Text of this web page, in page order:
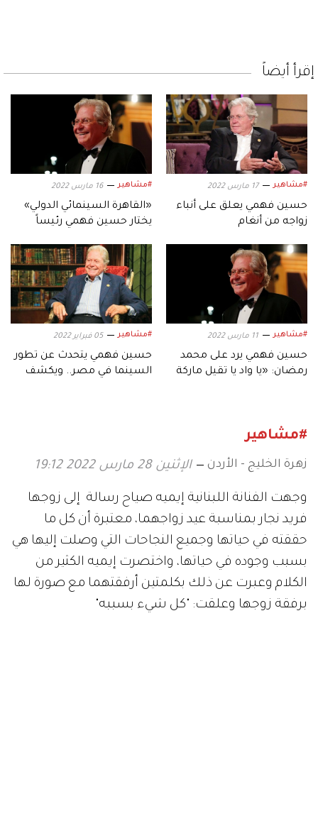
إقرأ أيضاً
#مشاهير 17 مارس 2022
حسين فهمي يعلق على أنباء
زواجه من أنغام
#مشاهير 16 مارس 2022
«القاهرة السينمائي الدولي»
يختار حسين فهمي رئيساً
#مشاهير 11 مارس 2022
حسين فهمي يرد على محمد
رمضان: «يا واد يا تقيل ماركة
#مشاهير 05 فبراير 2022
حسين فهمي يتحدث عن تطور
السينما في مصر.. ويكشف
#مشاهير
زهرة الخليج - الأردن الإثنين 28 مارس 2022 19:12
وجهت الفنانة اللبنانية إيميه صياح رسالة إلى زوجها
فريد نجار بمناسبة عيد زواجهما، معتبرة أن كل ما
حققته في حياتها وجميع النجاحات التي وصلت إليها هي
بسبب وجوده في حياتها، واختصرت إيميه الكثير من
الكلام وعبرت عن ذلك بكلمتين أرفقتهما مع صورة لها
برفقة زوجها وعلقت: "كل شيء بسببه"